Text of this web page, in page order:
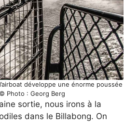
l’airboat développe une énorme poussée
Photo : Georg Berg
sortie, nous irons à la
dans le Billabong. On